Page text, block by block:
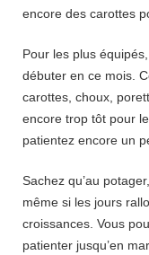
encore des carottes
Pour les plus
débuter en ce mois.
carottes, choux,
encore trop tôt pour
patientez encore un
Sachez qu’au
même si les jours
croissances. Vous
patienter jusqu’en